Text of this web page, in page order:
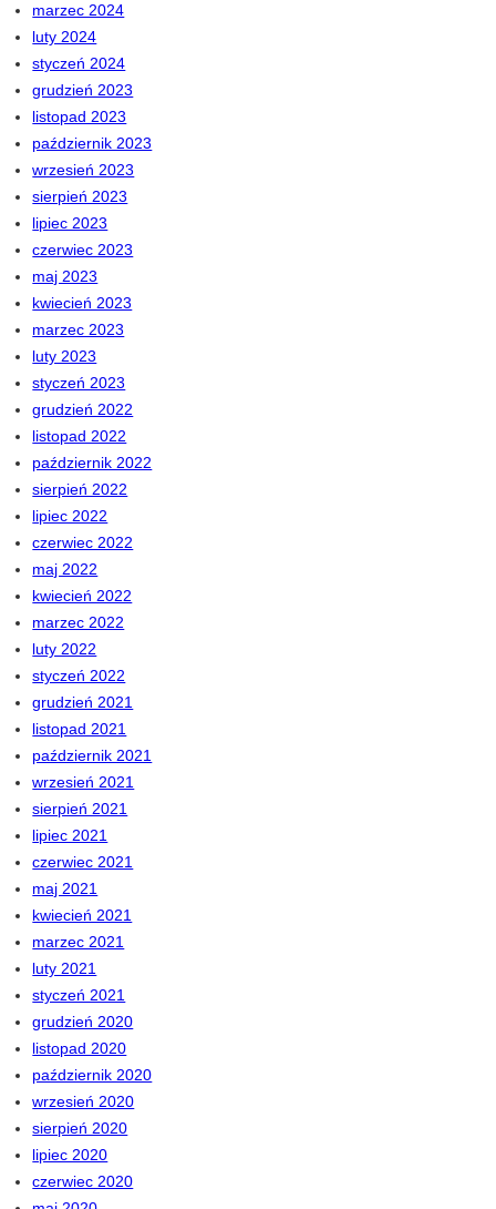
marzec 2024
luty 2024
styczeń 2024
grudzień 2023
listopad 2023
październik 2023
wrzesień 2023
sierpień 2023
lipiec 2023
czerwiec 2023
maj 2023
kwiecień 2023
marzec 2023
luty 2023
styczeń 2023
grudzień 2022
listopad 2022
październik 2022
sierpień 2022
lipiec 2022
czerwiec 2022
maj 2022
kwiecień 2022
marzec 2022
luty 2022
styczeń 2022
grudzień 2021
listopad 2021
październik 2021
wrzesień 2021
sierpień 2021
lipiec 2021
czerwiec 2021
maj 2021
kwiecień 2021
marzec 2021
luty 2021
styczeń 2021
grudzień 2020
listopad 2020
październik 2020
wrzesień 2020
sierpień 2020
lipiec 2020
czerwiec 2020